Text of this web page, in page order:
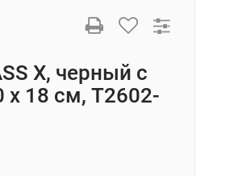
X, черный с
x 18 см, T2602-